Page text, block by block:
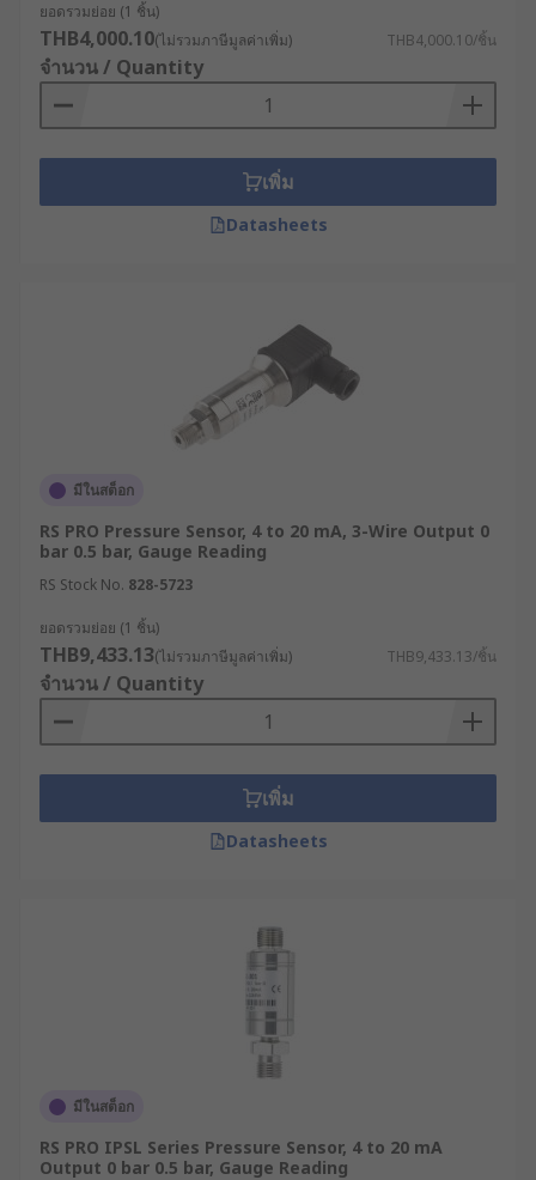
ยอดรวมย่อย (1 ชิ้น)
THB4,000.10(ไม่รวมภาษีมูลค่าเพิ่ม) THB4,000.10/ชิ้น
จำนวน / Quantity
เพิ่ม
Datasheets
มีในสต็อก
RS PRO Pressure Sensor, 4 to 20 mA, 3-Wire Output 0
bar 0.5 bar, Gauge Reading
RS Stock No. 828-5723
ยอดรวมย่อย (1 ชิ้น)
THB9,433.13(ไม่รวมภาษีมูลค่าเพิ่ม) THB9,433.13/ชิ้น
จำนวน / Quantity
เพิ่ม
Datasheets
มีในสต็อก
RS PRO IPSL Series Pressure Sensor, 4 to 20 mA
Output 0 bar 0.5 bar, Gauge Reading